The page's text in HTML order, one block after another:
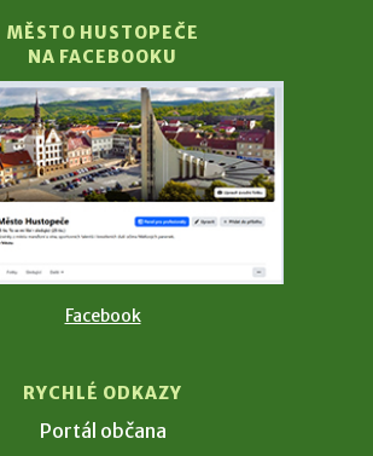
MĚSTO HUSTOPEČE
NA FACEBOOKU
Facebook
RYCHLÉ ODKAZY
Portál občana